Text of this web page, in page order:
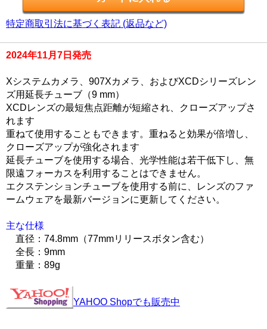
特定商取引法に基づく表記 (返品など)
2024年11月7日発売
Xシステムカメラ、907Xカメラ、およびXCDシリーズレン
ズ用延長チューブ（9 mm）
XCDレンズの最短焦点距離が短縮され、クローズアップさ
れます
重ねて使用することもできます。重ねると効果が倍増し、
クローズアップが強化されます
延長チューブを使用する場合、光学性能は若干低下し、無
限遠フォーカスを利用することはできません。
エクステンションチューブを使用する前に、レンズのファ
ームウェアを最新バージョンに更新してください。
主な仕様
直径：74.8mm（77mmリリースボタン含む）
全長：9mm
重量：89g
YAHOO Shopでも販売中